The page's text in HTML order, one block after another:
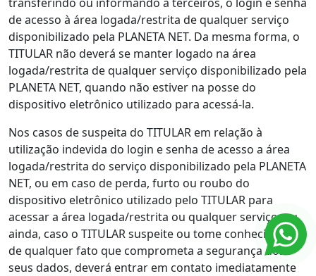
de acesso à área logada/restrita de qualquer serviço
disponibilizado pela PLANETA NET. Da mesma forma, o
TITULAR não deverá se manter logado na área
logada/restrita de qualquer serviço disponibilizado pela
PLANETA NET, quando não estiver na posse do
dispositivo eletrônico utilizado para acessá-la.
Nos casos de suspeita do TITULAR em relação à
utilização indevida do login e senha de acesso a área
logada/restrita do serviço disponibilizado pela PLANETA
NET, ou em caso de perda, furto ou roubo do
dispositivo eletrônico utilizado pelo TITULAR para
acessar a área logada/restrita ou qualquer serviço, ou
ainda, caso o TITULAR suspeite ou tome conhecimento
de qualquer fato que comprometa a segurança dos
seus dados, deverá entrar em contato imediatamente